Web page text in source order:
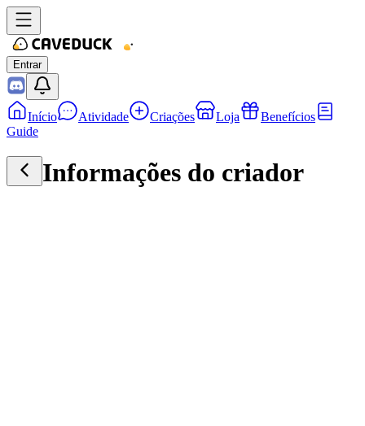
Entrar
Início Atividade Criações Loja
Benefícios
Guide
Informações do criador